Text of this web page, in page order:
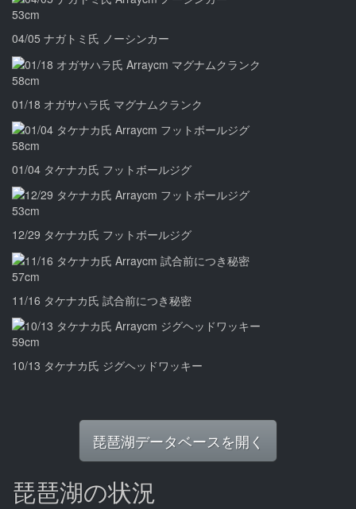
53cm
04/05 ナガトミ氏 ノーシンカー
58cm
01/18 オガサハラ氏 マグナムクランク
58cm
01/04 タケナカ氏 フットボールジグ
53cm
12/29 タケナカ氏 フットボールジグ
57cm
11/16 タケナカ氏 試合前につき秘密
59cm
10/13 タケナカ氏 ジグヘッドワッキー
琵琶湖データベースを開く
琵琶湖の状況